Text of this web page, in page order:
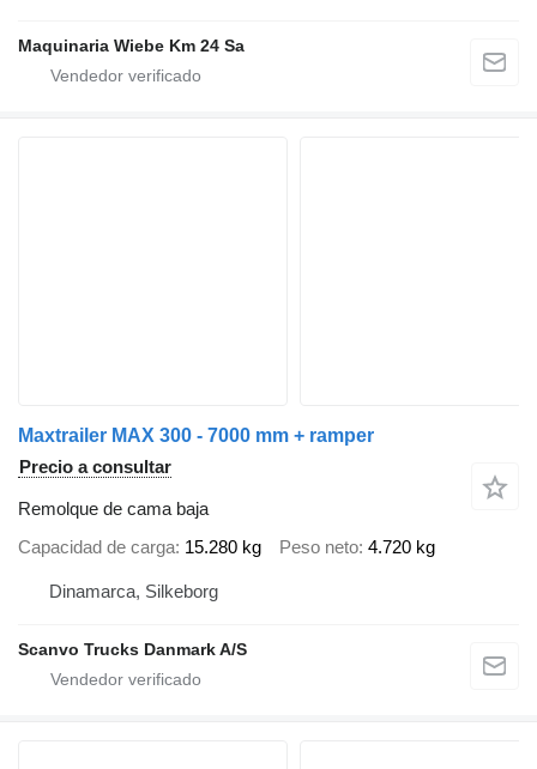
Maquinaria Wiebe Km 24 Sa
Maxtrailer MAX 300 - 7000 mm + ramper
Precio a consultar
Remolque de cama baja
Capacidad de carga 15.280 kg Peso neto 4.720 kg
Dinamarca, Silkeborg
Scanvo Trucks Danmark A/S